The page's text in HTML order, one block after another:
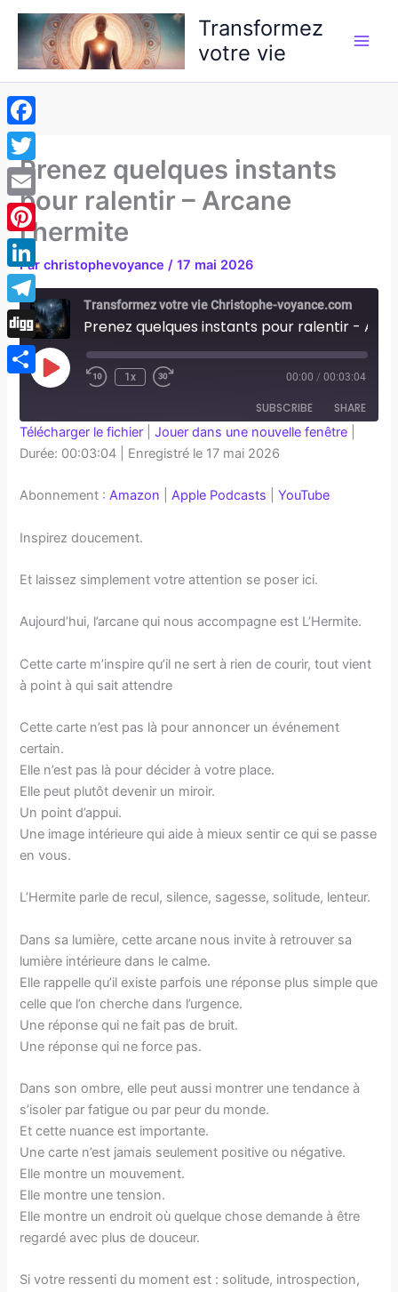
Aller
contenu
Transformez
votre vie
Prenez quelques instants
pour ralentir – Arcane
l’hermite
Parchristophevoyance/17 mai 2026
Transformez votre vie Christophe-voyance.com
Play
Episode 1x 00:00 / 00:03:04
SUBSCRIBE SHARE
Amazon Apple Podcasts
SHARE
LINK
EMBED
Télécharger le fichier |Jouer dans une nouvelle fenêtre
Durée: 00:03:04
Enregistré le 17 mai 2026
Abonnement :Amazon |Apple Podcasts |YouTube
Inspirez doucement.
Et laissez simplement votre attention se poser ici.
Aujourd’hui, l’arcane qui nous accompagne est L’Hermite.
Cette carte m’inspire qu’il ne sert à rien de courir, tout vient
à point à qui sait attendre
Cette carte n’est pas là pour annoncer un événement
certain.
Elle n’est pas là pour décider à votre place.
Elle peut plutôt devenir un miroir.
Un point d’appui.
Une image intérieure qui aide à mieux sentir ce qui se passe
en vous.
L’Hermite parle de recul, silence, sagesse, solitude, lenteur.
Dans sa lumière, cette arcane nous invite à retrouver sa
lumière intérieure dans le calme.
Elle rappelle qu’il existe parfois une réponse plus simple que
celle que l’on cherche dans l’urgence.
Une réponse qui ne fait pas de bruit.
Une réponse qui ne force pas.
Dans son ombre, elle peut aussi montrer une tendance à
s’isoler par fatigue ou par peur du monde.
Et cette nuance est importante.
Une carte n’est jamais seulement positive ou négative.
Elle montre un mouvement.
Elle montre une tension.
Elle montre un endroit où quelque chose demande à être
regardé avec plus de douceur.
Si votre ressenti du moment est : solitude, introspection,
Facebook
Twitter
Email
Pinterest
LinkedIn
Telegram
Digg
Partager